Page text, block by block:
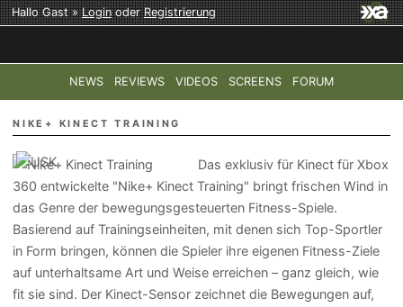
Hallo Gast »LoginoderRegistrierung
NEWS REVIEWS VIDEOS SCREENS FORUM
TOP-THEMEN: COD: MODERN WARFARE 4 HALO:
NIKE+ KINECT TRAINING
Das exklusiv für Kinect für Xbox
360 entwickelte "Nike+ Kinect Training" bringt frischen Wind in
das Genre der bewegungsgesteuerten Fitness-Spiele.
Basierend auf Trainingseinheiten, mit denen sich Top-Sportler
in Form bringen, können die Spieler ihre eigenen Fitness-Ziele
auf unterhaltsame Art und Weise erreichen – ganz gleich, wie
fit sie sind. Der Kinect-Sensor zeichnet die Bewegungen auf,